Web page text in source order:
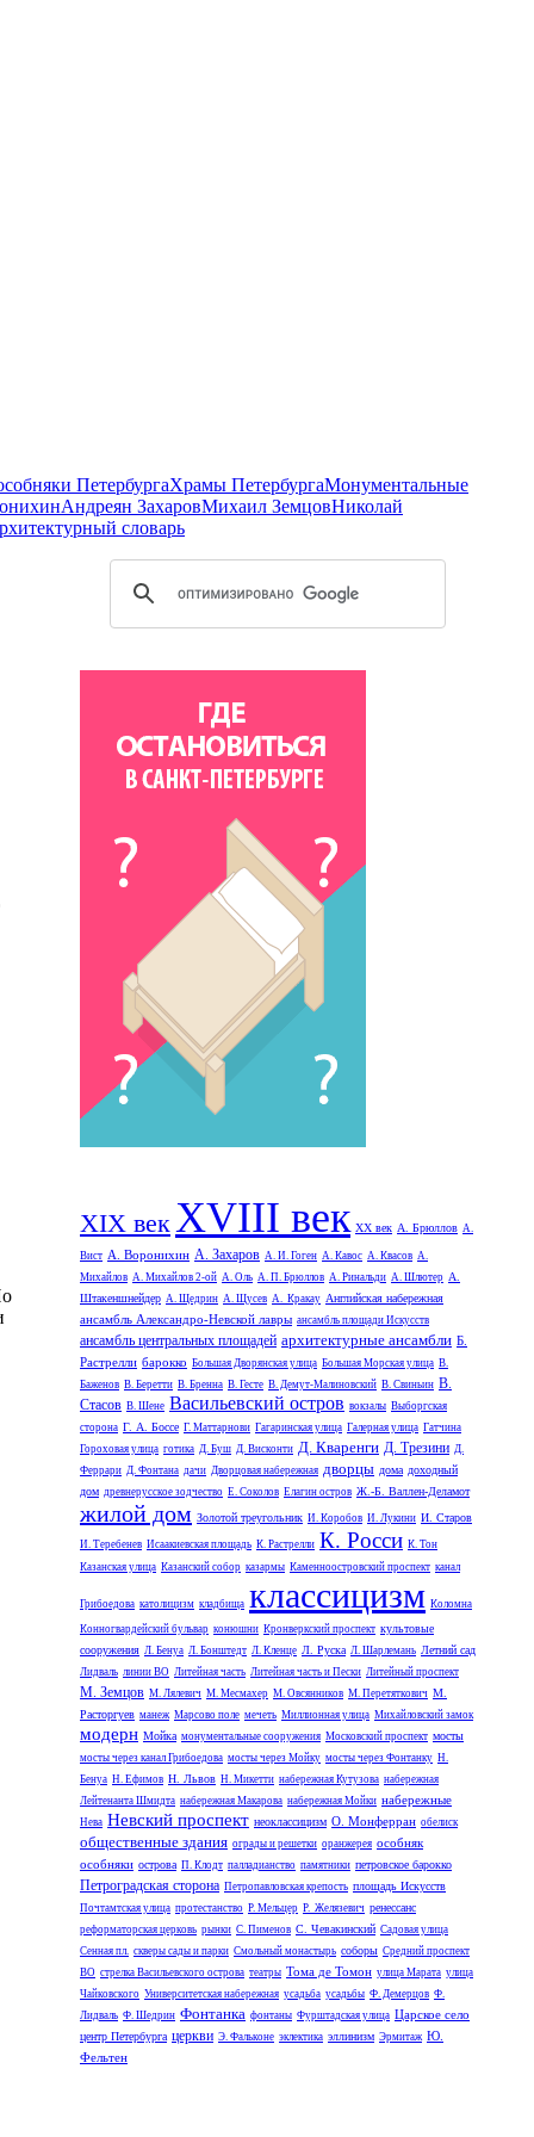
ПетербургаХрамы ПетербургаМонументальные
Андреян ЗахаровМихаил ЗемцовНиколай
словарь
XIX векXVIII век XX век А. Брюллов А.
Вист А. Воронихин А. Захаров А. И. Гоген А. Кавос А. Квасов А.
Михайлов А. Михайлов 2-ой А. Оль А. П. Брюллов А. Ринальди А. Шлютер А.
Штакеншнейдер А. Щедрин А. Щусев А. Кракау Английская набережная
ансамбль Александро-Невской лавры ансамбль площади Искусств
ансамбль центральных площадей архитектурные ансамбли Б.
Растрелли барокко Большая Дворянская улица Большая Морская улица В.
Баженов В. Беретти В. Бренна В. Гесте В. Демут-Малиновский В. Свиньин В.
Стасов В. Шене Васильевский остров вокзалы Выборгская
сторона Г. А. Боссе Г. Маттарнови Гагаринская улица Галерная улица Гатчина
Гороховая улица готика Д. Буш Д. Висконти Д. Кваренги Д. Трезини Д.
Феррари Д. Фонтана дачи Дворцовая набережная дворцы дома доходный
дом древнерусское зодчество Е. Соколов Елагин остров Ж.-Б. Валлен-Деламот
жилой дом Золотой треугольник И. Коробов И. Лукини И. Старов
И. Теребенев Исаакиевская площадь К. Растрелли К. Росси К. Тон
Казанская улица Казанский собор казармы Каменноостровский проспект канал
Грибоедова католицизм кладбища классицизм Коломна
Конногвардейский бульвар конюшни Кронверкский проспект культовые
сооружения Л. Бенуа Л. Бонштедт Л. Кленце Л. Руска Л. Шарлемань Летний сад
Лидваль линии ВО Литейная часть Литейная часть и Пески Литейный проспект
М. Земцов М. Лялевич М. Месмахер М. Овсянников М. Перетяткович М.
Расторгуев манеж Марсово поле мечеть Миллионная улица Михайловский замок
модерн Мойка монументальные сооружения Московский проспект мосты
мосты через канал Грибоедова мосты через Мойку мосты через Фонтанку Н.
Бенуа Н. Ефимов Н. Львов Н. Микетти набережная Кутузова набережная
Лейтенанта Шмидта набережная Макарова набережная Мойки набережные
Нева Невский проспект неоклассицизм О. Монферран обелиск
общественные здания ограды и решетки оранжерея особняк
особняки острова П. Клодт палладианство памятники петровское барокко
Петроградская сторона Петропавловская крепость площадь Искусств
Почтамтская улица протестанство Р. Мельцер Р. Желязевич ренессанс
реформаторская церковь рынки С. Пименов С. Чевакинский Садовая улица
Сенная пл. скверы сады и парки Смольный монастырь соборы Средний проспект
ВО стрелка Васильевского острова театры Тома де Томон улица Марата улица
Чайковского Университетская набережная усадьба усадьбы Ф. Демерцов Ф.
Лидваль Ф. Шедрин Фонтанка фонтаны Фурштадская улица Царское село
центр Петербурга церкви Э. Фальконе эклектика эллинизм Эрмитаж Ю.
Фельтен